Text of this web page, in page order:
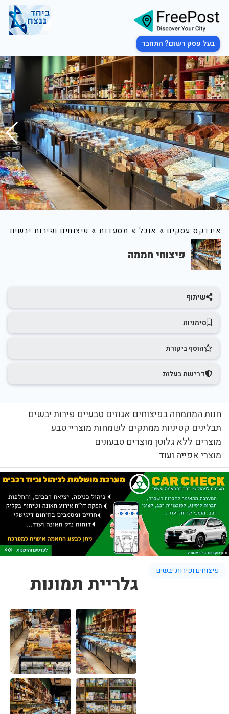
בעל עסק רשום? התחבר
אינדקס עסקים » אוכל » מסעדות » פיצוחים ופירות יבשים
פיצוחי חממה
שיתוף
סימניות
הוסף ביקורת
דרישת בעלות
חנות המתמחה בפיצוחים אגוזים טבעיים פירות יבשים
תבלינים קטיניות ממתקים לשמחות מוצריי טבע
מוצרים ללא גלוטן מוצרים טבעונים
מוצרי אפייה ועוד
פיצוחים ופירות יבשים
גלריית תמונות